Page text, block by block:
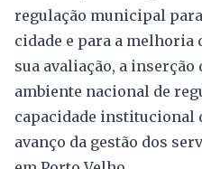
regulação municipal
cidade e para a melhoria
sua avaliação, a inserção
ambiente nacional de
capacidade institucional
avanço da gestão dos